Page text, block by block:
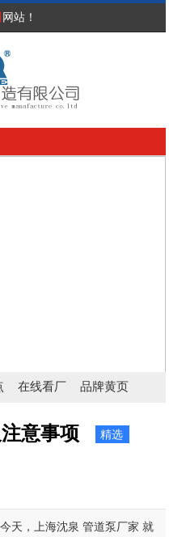
网站！
在线看厂 品牌黄页
意事项 精选
天，上海沈泉 管道泵厂家 就